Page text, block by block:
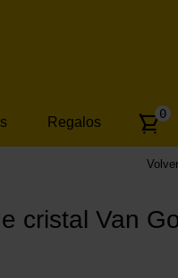
Regalos
0
cristal Van